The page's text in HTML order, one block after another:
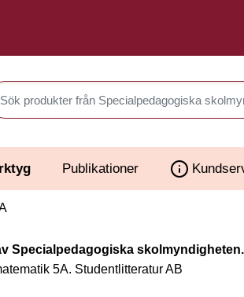
produkter i Webbutiken
Publikationer
Specialpedagogiska skolmyndigheten.
5A. Studentlitteratur AB